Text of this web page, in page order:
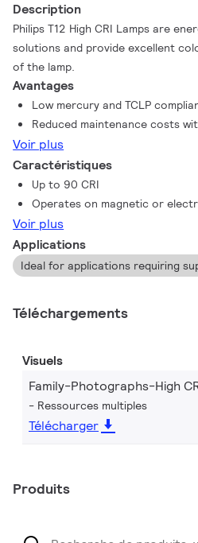
Description
Philips T12 High CRI Lamps are
solutions and provide excellent
of the lamp.
Avantages
Low mercury and TCLP
Reduced maintenance costs
Voir plus
Caractéristiques
Up to 90 CRI
Operates on magnetic or
Voir plus
Applications
Téléchargements
Visuels
Family-Photographs-High
Ressources multiples
Télécharger
Produits